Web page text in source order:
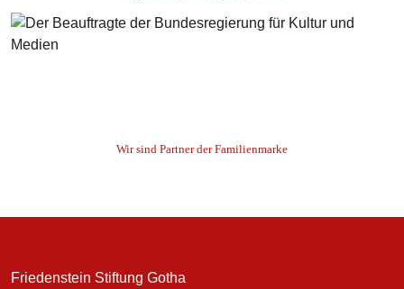
Wir sind Partner der Familienmarke
Friedenstein Stiftung Gotha